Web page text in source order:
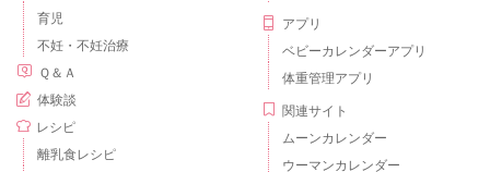
育児
不妊・不妊治療
Ｑ＆Ａ
体験談
レシピ
離乳食レシピ
アプリ
ベビーカレンダーアプリ
体重管理アプリ
関連サイト
ムーンカレンダー
ウーマンカレンダー